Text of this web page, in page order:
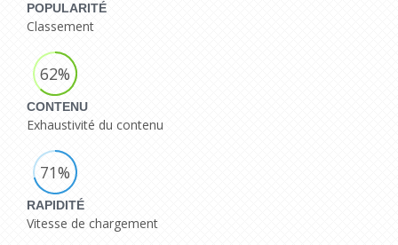
POPULARITÉ
Classement
62%
CONTENU
Exhaustivité du contenu
71%
RAPIDITÉ
Vitesse de chargement